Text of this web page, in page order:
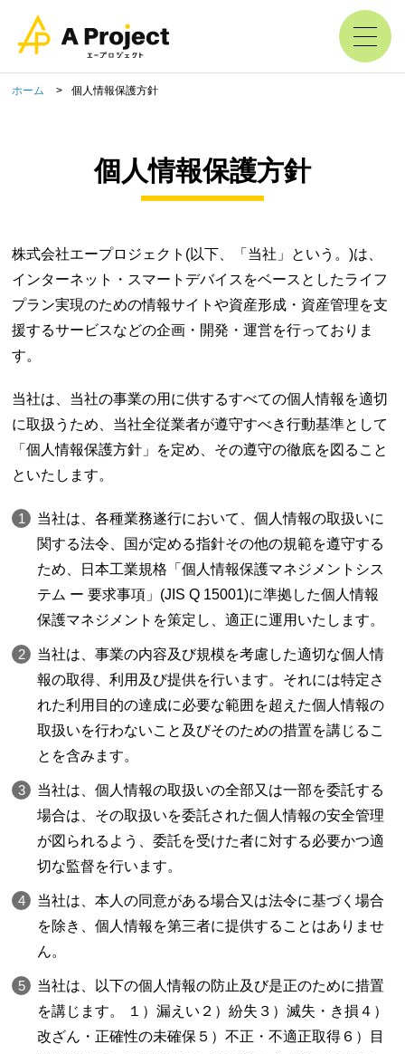
ホーム 個人情報保護方針
個人情報保護方針
株式会社エープロジェクト(以下、「当社」という。)は、
インターネット・スマートデバイスをベースとしたライフ
プラン実現のための情報サイトや資産形成・資産管理を支
援するサービスなどの企画・開発・運営を行っておりま
す。
当社は、当社の事業の用に供するすべての個人情報を適切
に取扱うため、当社全従業者が遵守すべき行動基準として
「個人情報保護方針」を定め、その遵守の徹底を図ること
といたします。
当社は、各種業務遂行において、個人情報の取扱いに
関する法令、国が定める指針その他の規範を遵守する
ため、日本工業規格「個人情報保護マネジメントシス
テム ー 要求事項」(JIS Q 15001)に準拠した個人情報
保護マネジメントを策定し、適正に運用いたします。
当社は、事業の内容及び規模を考慮した適切な個人情
報の取得、利用及び提供を行います。それには特定さ
れた利用目的の達成に必要な範囲を超えた個人情報の
取扱いを行わないこと及びそのための措置を講じるこ
とを含みます。
当社は、個人情報の取扱いの全部又は一部を委託する
場合は、その取扱いを委託された個人情報の安全管理
が図られるよう、委託を受けた者に対する必要かつ適
切な監督を行います。
当社は、本人の同意がある場合又は法令に基づく場合
を除き、個人情報を第三者に提供することはありませ
ん。
当社は、以下の個人情報の防止及び是正のために措置
を講じます。 １）漏えい２）紛失３）滅失・き損４）
改ざん・正確性の未確保５）不正・不適正取得６）目